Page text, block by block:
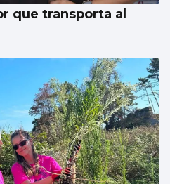
que transporta al